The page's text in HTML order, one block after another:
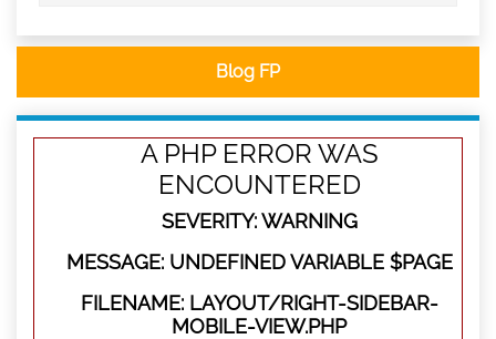
Blog FP
A PHP ERROR WAS
ENCOUNTERED
SEVERITY: WARNING
MESSAGE: UNDEFINED VARIABLE $PAGE
FILENAME: LAYOUT/RIGHT-SIDEBAR-
MOBILE-VIEW.PHP